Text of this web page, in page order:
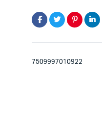
quantity
7509997010922